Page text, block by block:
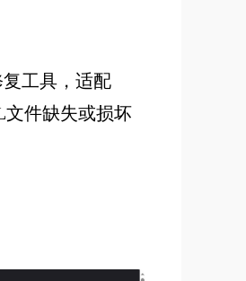
工具，适配
文件缺失或损坏